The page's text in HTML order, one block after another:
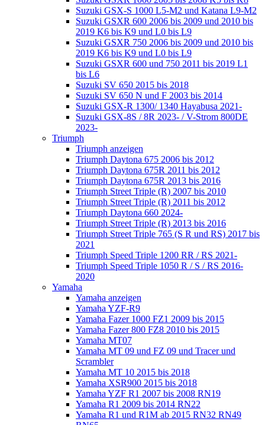
Suzuki GSX-S 1000 L5-M2 und Katana L9-M2
Suzuki GSXR 600 2006 bis 2009 und 2010 bis
2019 K6 bis K9 und L0 bis L9
Suzuki GSXR 750 2006 bis 2009 und 2010 bis
2019 K6 bis K9 und L0 bis L9
Suzuki GSXR 600 und 750 2011 bis 2019 L1
bis L6
Suzuki SV 650 2015 bis 2018
Suzuki SV 650 N und F 2003 bis 2014
Suzuki GSX-R 1300/ 1340 Hayabusa 2021-
Suzuki GSX-8S / 8R 2023- / V-Strom 800DE
2023-
Triumph
Triumph anzeigen
Triumph Daytona 675 2006 bis 2012
Triumph Daytona 675R 2011 bis 2012
Triumph Daytona 675R 2013 bis 2016
Triumph Street Triple (R) 2007 bis 2010
Triumph Street Triple (R) 2011 bis 2012
Triumph Daytona 660 2024-
Triumph Street Triple (R) 2013 bis 2016
Triumph Street Triple 765 (S R und RS) 2017 bis
2021
Triumph Speed Triple 1200 RR / RS 2021-
Triumph Speed Triple 1050 R / S / RS 2016-
2020
Yamaha
Yamaha anzeigen
Yamaha YZF-R9
Yamaha Fazer 1000 FZ1 2009 bis 2015
Yamaha Fazer 800 FZ8 2010 bis 2015
Yamaha MT07
Yamaha MT 09 und FZ 09 und Tracer und
Scrambler
Yamaha MT 10 2015 bis 2018
Yamaha XSR900 2015 bis 2018
Yamaha YZF R1 2007 bis 2008 RN19
Yamaha R1 2009 bis 2014 RN22
Yamaha R1 und R1M ab 2015 RN32 RN49